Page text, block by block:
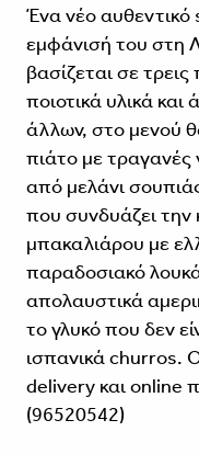
Ένα νέο
εμφάνισή του στη
βασίζεται σε
ποιοτικά υλικά και
άλλων, στο μενού
πιάτο με
από μελάνι
που συνδυάζει την
μπακαλιάρου με
παραδοσιακό
απολαυστικά
το γλυκό που δεν
ισπανικά churros.
delivery και online
(96520542)